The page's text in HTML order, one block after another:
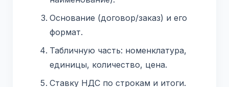
Основание (договор/заказ) и его
формат.
Табличную часть: номенклатура,
единицы, количество, цена.
Ставку НДС по строкам и итоги.